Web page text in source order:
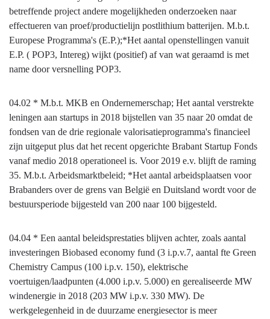
Beroep
algemene
middelen
Economie
energie
hoofdlijnen
Afwijkingen
van
prestaties
betreffende project andere mogelijkheden onderzoeken naar
effectueren van proef/productielijn postlithium batterijen. M.b.t.
Europese Programma's (E.P.);*Het aantal openstellingen vanuit
E.P. ( POP3, Intereg) wijkt (positief) af van wat geraamd is met
name door versnelling POP3.
04.02 * M.b.t. MKB en Ondernemerschap; Het aantal verstrekte
leningen aan startups in 2018 bijstellen van 35 naar 20 omdat de
fondsen van de drie regionale valorisatieprogramma's financieel
zijn uitgeput plus dat het recent opgerichte Brabant Startup Fonds
vanaf medio 2018 operationeel is. Voor 2019 e.v. blijft de raming
35. M.b.t. Arbeidsmarktbeleid; *Het aantal arbeidsplaatsen voor
Brabanders over de grens van België en Duitsland wordt voor de
bestuursperiode bijgesteld van 200 naar 100 bijgesteld.
04.04 * Een aantal beleidsprestaties blijven achter, zoals aantal
investeringen Biobased economy fund (3 i.p.v.7, aantal fte Green
Chemistry Campus (100 i.p.v. 150), elektrische
voertuigen/laadpunten (4.000 i.p.v. 5.000) en gerealiseerde MW
windenergie in 2018 (203 MW i.p.v. 330 MW). De
werkgelegenheid in de duurzame energiesector is meer